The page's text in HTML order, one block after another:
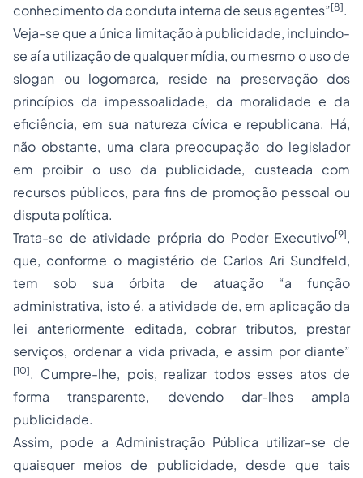
conhecimento da conduta interna de seus agentes”[8].
Veja-se que a única limitação à publicidade, incluindo-
se aí a utilização de qualquer mídia, ou mesmo o uso de
slogan ou logomarca, reside na preservação dos
princípios da impessoalidade, da moralidade e da
eficiência, em sua natureza cívica e republicana. Há,
não obstante, uma clara preocupação do legislador
em proibir o uso da publicidade, custeada com
recursos públicos, para fins de promoção pessoal ou
disputa política.
Trata-se de atividade própria do Poder Executivo[9],
que, conforme o magistério de Carlos Ari Sundfeld,
tem sob sua órbita de atuação “a função
administrativa, isto é, a atividade de, em aplicação da
lei anteriormente editada, cobrar tributos, prestar
serviços, ordenar a vida privada, e assim por diante”
[10]. Cumpre-lhe, pois, realizar todos esses atos de
forma transparente, devendo dar-lhes ampla
publicidade.
Assim, pode a Administração Pública utilizar-se de
quaisquer meios de publicidade, desde que tais